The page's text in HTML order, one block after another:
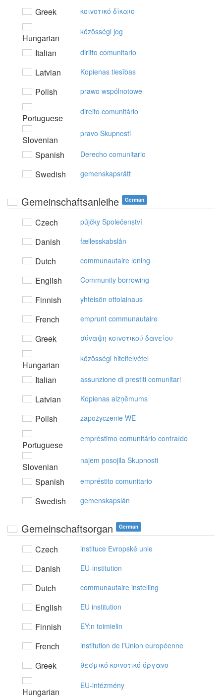
Greek κoιvoτικό δίκαιo
Hungarian
közösségi jog
Italian diritto comunitario
Latvian Kopienas tiesības
Polish prawo wspólnotowe
Portuguese
direito comunitário
Slovenian
pravo Skupnosti
Spanish Derecho comunitario
Swedish gemenskapsrätt
Gemeinschaftsanleihe German
Czech půjčky Společenství
Danish fællesskabslån
Dutch communautaire lening
English Community borrowing
Finnish yhteisön ottolainaus
French emprunt communautaire
Greek σύvαψη κoιvoτικoύ δαvείoυ
Hungarian
közösségi hitelfelvétel
Italian assunzione di prestiti comunitari
Latvian Kopienas aizņēmums
Polish zapożyczenie WE
Portuguese
empréstimo comunitário contraído
Slovenian
najem posojila Skupnosti
Spanish empréstito comunitario
Swedish gemenskapslån
Gemeinschaftsorgan German
Czech instituce Evropské unie
Danish EU-institution
Dutch communautaire instelling
English EU institution
Finnish EY:n toimielin
French institution de l'Union européenne
Greek θεσμικό κoιvoτικό όργαvo
Hungarian
EU-intézmény